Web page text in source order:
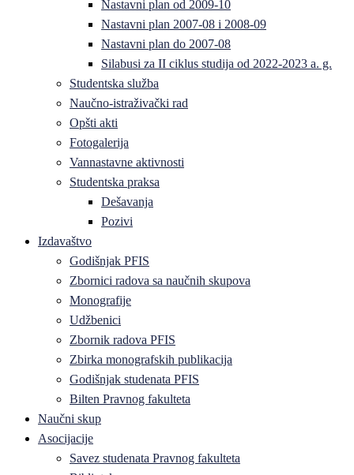
Nastavni plan od 2009-10
Nastavni plan 2007-08 i 2008-09
Nastavni plan do 2007-08
Silabusi za II ciklus studija od 2022-2023 a. g.
Studentska služba
Naučno-istraživački rad
Opšti akti
Fotogalerija
Vannastavne aktivnosti
Studentska praksa
Dešavanja
Pozivi
Izdavaštvo
Godišnjak PFIS
Zbornici radova sa naučnih skupova
Monografije
Udžbenici
Zbornik radova PFIS
Zbirka monografskih publikacija
Godišnjak studenata PFIS
Bilten Pravnog fakulteta
Naučni skup
Asocijacije
Savez studenata Pravnog fakulteta